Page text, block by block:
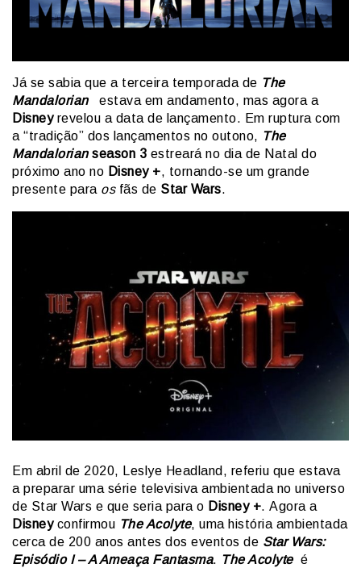
Já se sabia que a terceira temporada de The
Mandalorian
estava em andamento, mas agora a
Disneyrevelou a data de lançamento. Em ruptura com
a “tradição” dos lançamentos no outono, The
Mandalorianseason 3 estreará no dia de Natal do
próximo ano no Disney +, tornando-se um grande
presente para osfãs de Star Wars.
Em abril de 2020, Leslye Headland, referiu que estava
a preparar uma série televisiva ambientada no universo
de Star Wars e que seria para o Disney +. Agora a
Disneyconfirmou The Acolyte, uma história ambientada
cerca de 200 anos antes dos eventos de Star Wars:
Episódio I – A Ameaça Fantasma. The Acolyte é